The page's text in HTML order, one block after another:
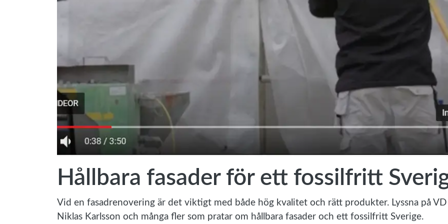
Hållbara fasader för ett fossilfritt
Vid en fasadrenovering är det viktigt med både hög kvalitet och rätt produkter. Lyssna på VD
Niklas Karlsson och många fler som pratar om hållbara fasader och ett fossilfritt Sverige.